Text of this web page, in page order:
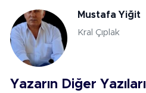
Mustafa Yiğit
Kral Çıplak
Yazarın Diğer Yazıları